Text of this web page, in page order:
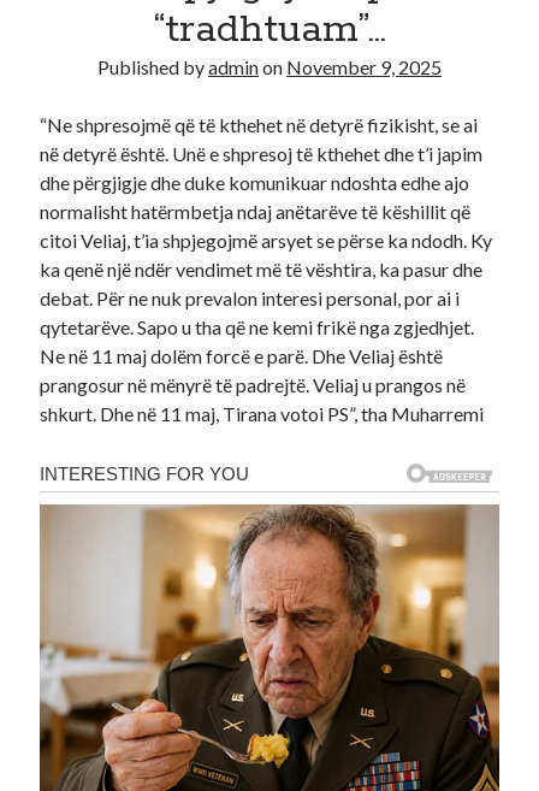
Recent Comments“tradhtuam”…
Published byadminon November 9, 2025
“Ne shpresojmë që të kthehet në detyrë fizikisht, se ai
në detyrë është. Unë e shpresoj të kthehet dhe t’i japim
dhe përgjigje dhe duke komunikuar ndoshta edhe ajo
normalisht hatërmbetja ndaj anëtarëve të këshillit që
citoi Veliaj, t’ia shpjegojmë arsyet se përse ka ndodh. Ky
ka qenë një ndër vendimet më të vështira, ka pasur dhe
debat. Për ne nuk prevalon interesi personal, por ai i
qytetarëve. Sapo u tha që ne kemi frikë nga zgjedhjet.
Ne në 11 maj dolëm forcë e parë. Dhe Veliaj është
prangosur në mënyrë të padrejtë. Veliaj u prangos në
shkurt. Dhe në 11 maj, Tirana votoi PS”, tha Muharremi